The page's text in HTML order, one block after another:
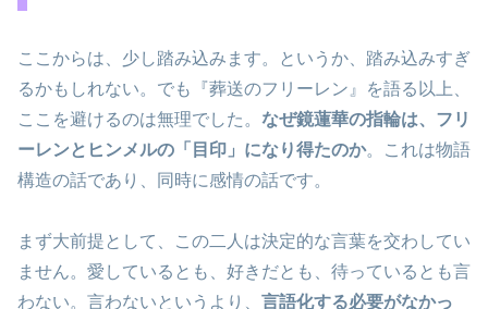
ここからは、少し踏み込みます。というか、踏み込みすぎ
るかもしれない。でも『葬送のフリーレン』を語る以上、
ここを避けるのは無理でした。 なぜ鏡蓮華の指輪は、フリ
ーレンとヒンメルの「目印」になり得たのか。これは物語
構造の話であり、同時に感情の話です。
まず大前提として、この二人は決定的な言葉を交わしてい
ません。愛しているとも、好きだとも、待っているとも言
わない。言わないというより、 言語化する必要がなかっ